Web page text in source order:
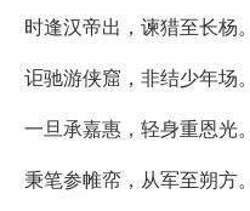
时逢汉帝出，谏猎至长杨。
讵驰游侠窟，非结少年场。
一旦承嘉惠，轻身重恩光。
秉笔参帷帟，从军至朔方。